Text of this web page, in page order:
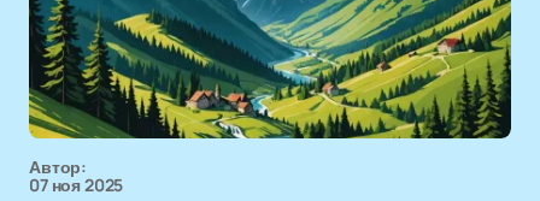
Автор:
07 ноя 2025